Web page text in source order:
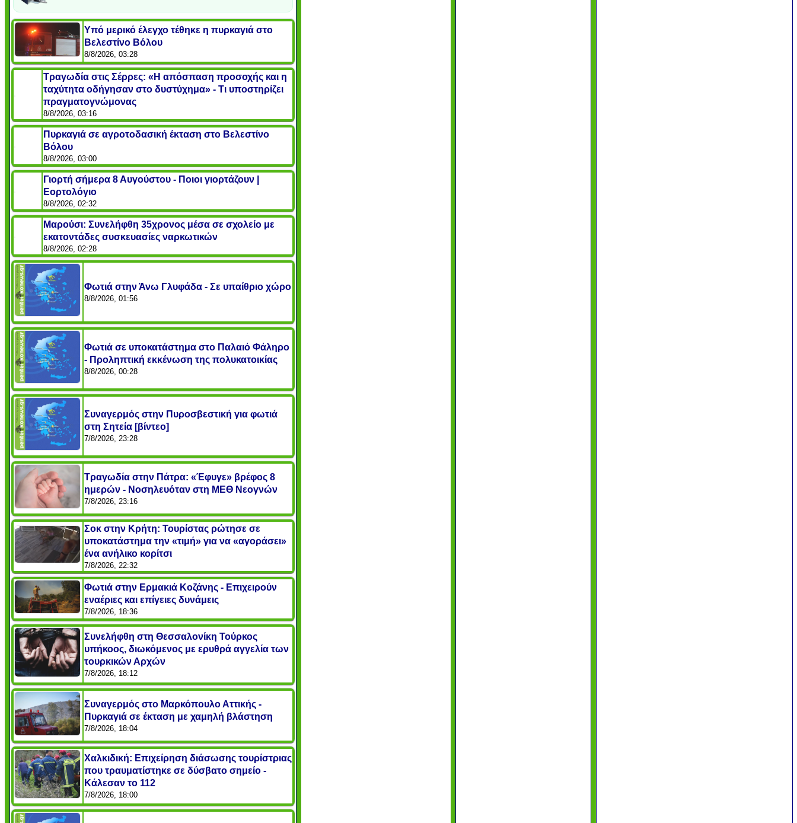
Υπό μερικό έλεγχο τέθηκε η πυρκαγιά στο
Βελεστίνο Βόλου
8/8/2026, 03:28
Τραγωδία στις Σέρρες: «Η απόσπαση προσοχής και η
ταχύτητα οδήγησαν στο δυστύχημα» - Τι υποστηρίζει
πραγματογνώμονας
8/8/2026, 03:16
Πυρκαγιά σε αγροτοδασική έκταση στο Βελεστίνο
Βόλου
8/8/2026, 03:00
Γιορτή σήμερα 8 Αυγούστου - Ποιοι γιορτάζουν |
Εορτολόγιο
8/8/2026, 02:32
Μαρούσι: Συνελήφθη 35χρονος μέσα σε σχολείο με
εκατοντάδες συσκευασίες ναρκωτικών
8/8/2026, 02:28
Φωτιά στην Άνω Γλυφάδα - Σε υπαίθριο χώρο
8/8/2026, 01:56
Φωτιά σε υποκατάστημα στο Παλαιό Φάληρο
- Προληπτική εκκένωση της πολυκατοικίας
8/8/2026, 00:28
Συναγερμός στην Πυροσβεστική για φωτιά
στη Σητεία [βίντεο]
7/8/2026, 23:28
Τραγωδία στην Πάτρα: «Έφυγε» βρέφος 8
ημερών - Νοσηλευόταν στη ΜΕΘ Νεογνών
7/8/2026, 23:16
Σοκ στην Κρήτη: Τουρίστας ρώτησε σε
υποκατάστημα την «τιμή» για να «αγοράσει»
ένα ανήλικο κορίτσι
7/8/2026, 22:32
Φωτιά στην Ερμακιά Κοζάνης - Επιχειρούν
εναέριες και επίγειες δυνάμεις
7/8/2026, 18:36
Συνελήφθη στη Θεσσαλονίκη Τούρκος
υπήκοος, διωκόμενος με ερυθρά αγγελία των
τουρκικών Αρχών
7/8/2026, 18:12
Συναγερμός στο Μαρκόπουλο Αττικής -
Πυρκαγιά σε έκταση με χαμηλή βλάστηση
7/8/2026, 18:04
Χαλκιδική: Επιχείρηση διάσωσης τουρίστριας
που τραυματίστηκε σε δύσβατο σημείο -
Κάλεσαν το 112
7/8/2026, 18:00